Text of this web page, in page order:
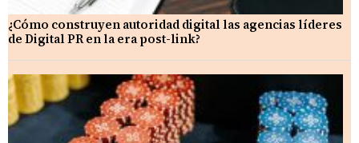
¿Cómo construyen autoridad digital las agencias líderes
de Digital PR en la era post-link?